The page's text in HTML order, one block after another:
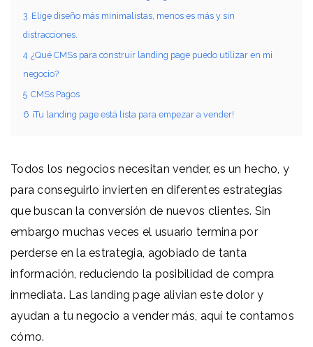
3 Elige diseño más minimalistas, menos es más y sin
distracciones.
4 ¿Qué CMSs para construir landing page puedo utilizar en mi
negocio?
5 CMSs Pagos
6 ¡Tu landing page está lista para empezar a vender!
Todos los negocios necesitan vender, es un hecho, y
para conseguirlo invierten en diferentes estrategias
que buscan la conversión de nuevos clientes. Sin
embargo muchas veces el usuario termina por
perderse en la estrategia, agobiado de tanta
información, reduciendo la posibilidad de compra
inmediata. Las landing page alivian este dolor y
ayudan a tu negocio a vender más, aquí te contamos
cómo.